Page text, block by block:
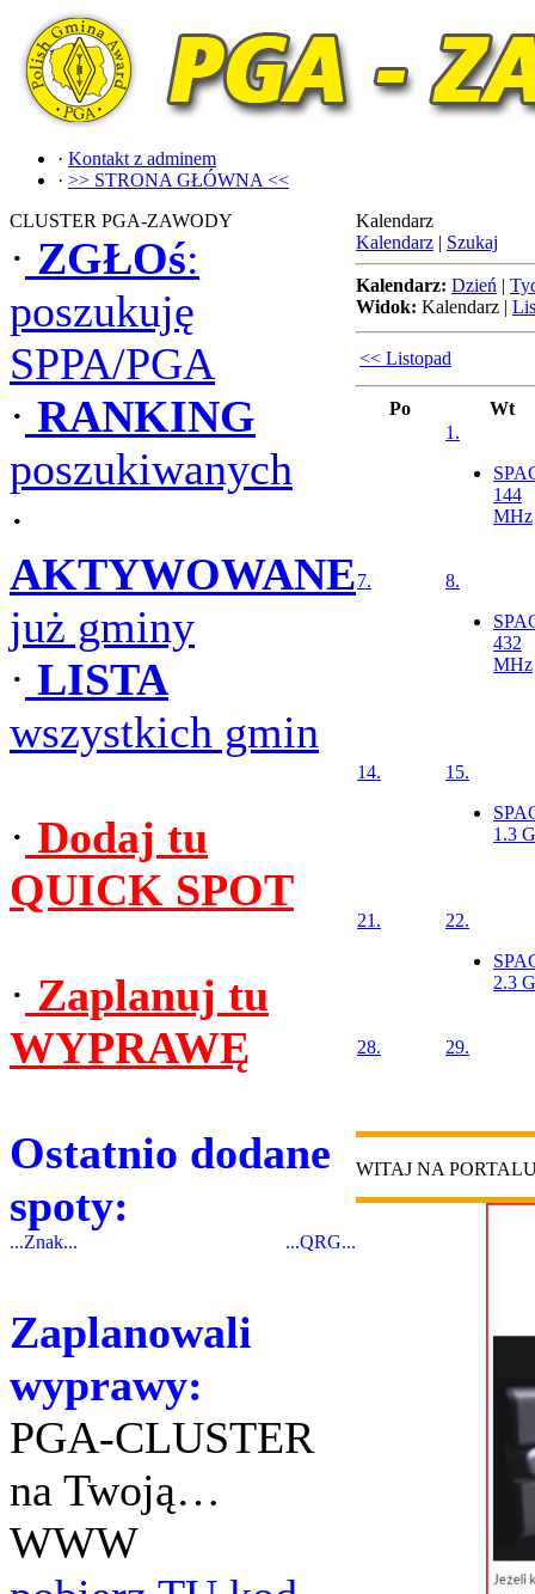
· Kontakt z adminem
· >> STRONA GŁÓWNA <<
CLUSTER PGA-ZAWODY
· ZGŁOś:
poszukuję
SPPA/PGA
· RANKING
poszukiwanych
·
AKTYWOWANE
już gminy
· LISTA
wszystkich gmin
· Dodaj tu
QUICK SPOT
· Zaplanuj tu
WYPRAWĘ
Ostatnio dodane
spoty:
...Znak... ...QRG...
Zaplanowali
wyprawy:
PGA-CLUSTER
na Twoją…
WWW
Kalendarz
Kalendarz | Szukaj
Kalendarz: Dzień |
Widok: Kalendarz |
<< Listopad
Po
Wt
1.
144
MHz
7.
8.
432
MHz
14.
15.
1.3
21.
22.
2.3
28. 29.
WITAJ NA